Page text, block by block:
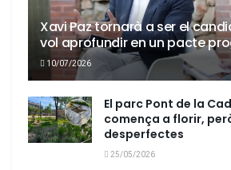
Xavi Paz tornarà a ser el
vol aprofundir en un pacte
10/07/2026
El parc Pont de la
comença a florir,
desperfectes
25/05/2026